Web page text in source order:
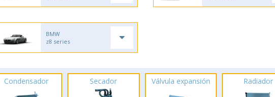
BMW
z8 series
Condensador Secador Válvula expansión Radiador